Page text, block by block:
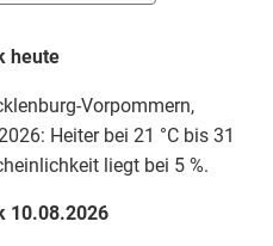
heute
Vorpommern,
Heiter bei 21 °C bis 31
liegt bei 5 %.
10.08.2026